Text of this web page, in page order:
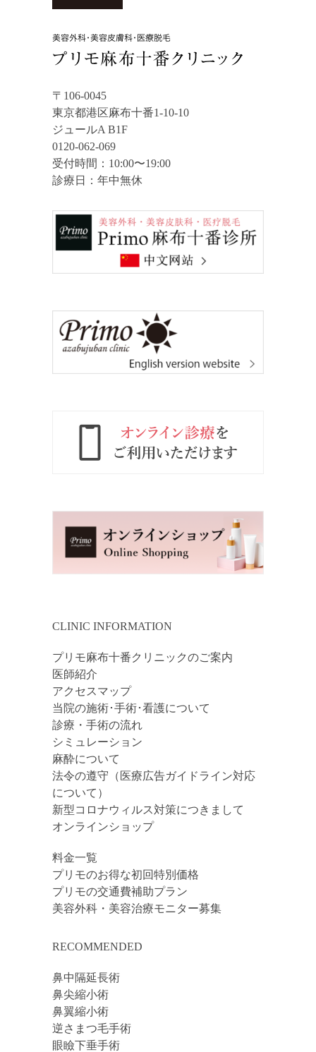
〒106-0045
東京都港区麻布十番1-10-10
ジュールA B1F
0120-062-069
受付時間：10:00〜19:00
診療日：年中無休
CLINIC INFORMATION
プリモ麻布十番クリニックのご案内
医師紹介
アクセスマップ
当院の施術･手術･看護について
診療・手術の流れ
シミュレーション
麻酔について
法令の遵守（医療広告ガイドライン対応
について）
新型コロナウィルス対策につきまして
オンラインショップ
料金一覧
プリモのお得な初回特別価格
プリモの交通費補助プラン
美容外科・美容治療モニター募集
RECOMMENDED
鼻中隔延長術
鼻尖縮小術
鼻翼縮小術
逆さまつ毛手術
眼瞼下垂手術